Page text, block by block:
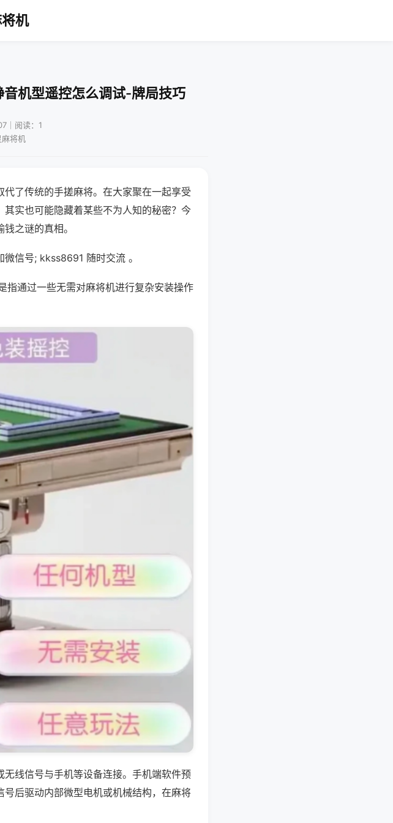
机
机型遥控怎么调试-牌局技巧
｜阅读：1
将机
了传统的手搓麻将。在大家聚在一起享受
实也可能隐藏着某些不为人知的秘密？今
之谜的真相。
信号; kkss8691 随时交流 。
指通过一些无需对麻将机进行复杂安装操作
线信号与手机等设备连接。手机端软件预
后驱动内部微型电机或机械结构，在麻将